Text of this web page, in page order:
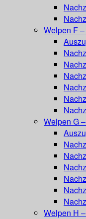
Welpen F
Welpen G
Welpen H